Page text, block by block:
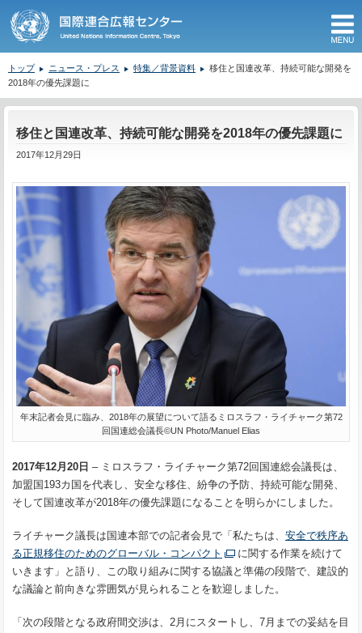
トップ ニュース・プレス 特集／背景資料
移住と国連改革、持続可能な開発を
2018年の優先課題に
移住と国連改革、持続可能な開発を2018年の優先課題に
2017年12月29日
年末記者会見に臨み、2018年の展望について語るミロスラフ・ライチャーク第72
回国連総会議長©UN Photo/Manuel Elias
2017年12月20日 – ミロスラフ・ライチャーク第72回国連総会議長は、
加盟国193カ国を代表し、安全な移住、紛争の予防、持続可能な開発、
そして国連改革が2018年の優先課題になることを明らかにしました。
ライチャーク議長は国連本部での記者会見で「私たちは、 安全で秩序あ
る正規移住のためのグローバル・コンパクト
に関する作業を続けて
いきます」と語り、この取り組みに関する協議と準備の段階で、建設的
な議論と前向きな雰囲気が見られることを歓迎しました。
「次の段階となる政府間交渉は、2月にスタートし、7月までの妥結を目